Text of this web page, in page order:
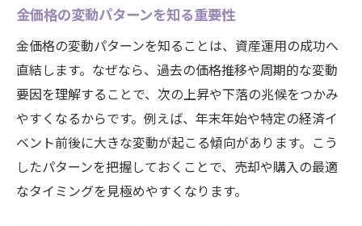
金価格の変動パターンを知る重要性
金価格の変動パターンを知ることは、資産運用の成功へ
直結します。なぜなら、過去の価格推移や周期的な変動
要因を理解することで、次の上昇や下落の兆候をつかみ
やすくなるからです。例えば、年末年始や特定の経済イ
ベント前後に大きな変動が起こる傾向があります。こう
したパターンを把握しておくことで、売却や購入の最適
なタイミングを見極めやすくなります。